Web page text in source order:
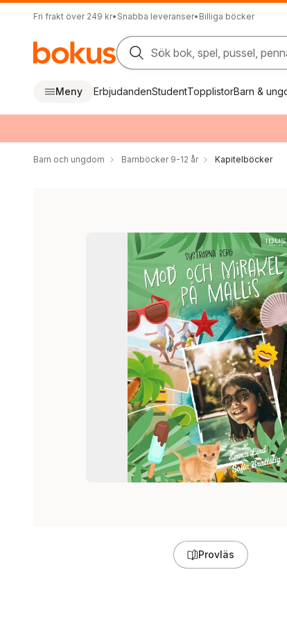
Fri frakt över 249 kr• Snabba leveranser• Billiga böcker
Sök bok, spel, pussel,
Meny ErbjudandenStudentTopplistorBarn &
Barn och ungdom Barnböcker 9-12 år Kapitelböcker
Provläs